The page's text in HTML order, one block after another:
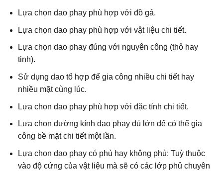
Lựa chọn dao phay phù hợp với đồ gá.
Lựa chọn dao phay phù hợp với vật liệu chi tiết.
Lựa chọn dao phay đúng với nguyên công (thô hay
tinh).
Sử dụng dao tổ hợp để gia công nhiều chi tiết hay
nhiều mặt cùng lúc.
Lựa chọn dao phay phù hợp với đặc tính chi tiết.
Lựa chọn đường kính dao phay đủ lớn để có thể gia
công bề mặt chi tiết một lần.
Lựa chọn dao phay có phủ hay không phủ: Tuỳ thuộc
vào độ cứng của vật liệu mà sẽ có các lớp phủ chuyên